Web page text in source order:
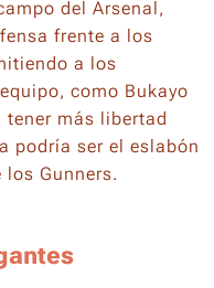
del Arsenal,
frente a los
a los
como Bukayo
tener más libertad
podría ser el eslabón
los Gunners.